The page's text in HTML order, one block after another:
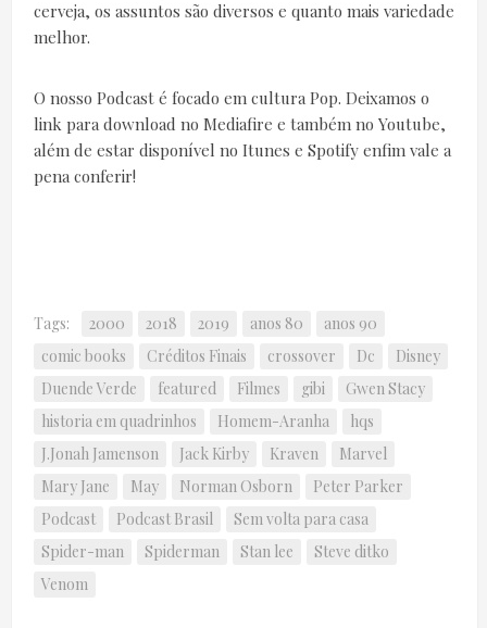
cerveja, os assuntos são diversos e quanto mais variedade
melhor.
O nosso Podcast é focado em cultura Pop. Deixamos o
link para download no Mediafire e também no Youtube,
além de estar disponível no Itunes e Spotify enfim vale a
pena conferir!
Tags: 2000 2018 2019 anos 80
anos 90
comic books
Créditos Finais crossover Dc
Disney
Duende Verde
featured Filmes gibi
Gwen Stacy
historia em quadrinhos
Homem-Aranha
hqs
J.Jonah Jamenson
Jack Kirby Kraven
Marvel
Mary Jane
May Norman Osborn
Peter Parker
Podcast
Podcast Brasil
Sem volta para casa
Spider-man
Spiderman Stan lee
Steve ditko
Venom